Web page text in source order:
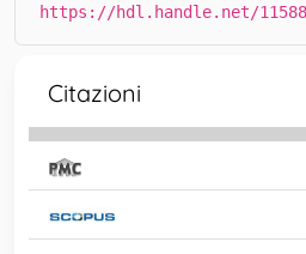
https://hdl.handle.net/
Citazioni